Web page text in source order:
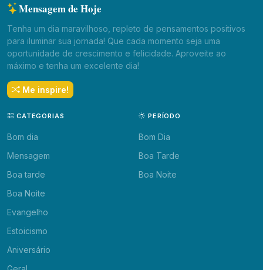
Mensagem de Hoje
Tenha um dia maravilhoso, repleto de pensamentos positivos
para iluminar sua jornada! Que cada momento seja uma
oportunidade de crescimento e felicidade. Aproveite ao
máximo e tenha um excelente dia!
Me inspire!
CATEGORIAS
Bom dia
Mensagem
Boa tarde
Boa Noite
Evangelho
Estoicismo
Aniversário
PERÍODO
Bom Dia
Boa Tarde
Boa Noite